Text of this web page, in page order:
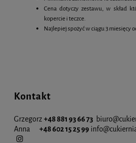
Cena dotyczy zestawu, w skład
kopercie i teczce.
Najlepiej spożyć w ciągu 3 miesięcy
Kontakt
Grzegorz +48 881 93 66 73
Anna
+48 602 15 25 99